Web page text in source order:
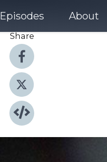
Episodes About
Share